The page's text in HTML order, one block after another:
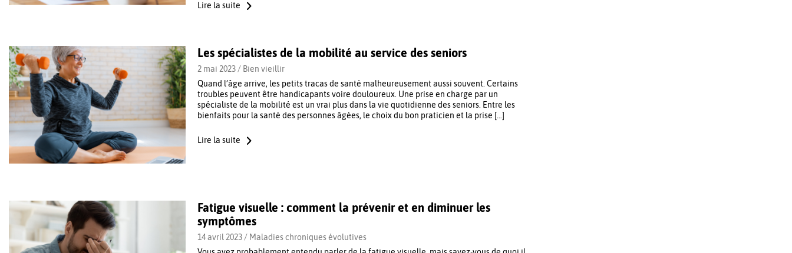
Lire la suite
Les spécialistes de la mobilité au service des seniors
2 mai 2023 / Bien vieillir
Quand l’âge arrive, les petits tracas de santé malheureusement aussi souvent. Certains
troubles peuvent être handicapants voire douloureux. Une prise en charge par un
spécialiste de la mobilité est un vrai plus dans la vie quotidienne des seniors. Entre les
bienfaits pour la santé des personnes âgées, le choix du bon praticien et la prise […]
Lire la suite
Fatigue visuelle : comment la prévenir et en diminuer les
symptômes
14 avril 2023 / Maladies chroniques évolutives